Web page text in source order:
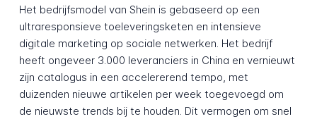
Het bedrijfsmodel van Shein is gebaseerd op een
ultraresponsieve toeleveringsketen en intensieve
digitale marketing op sociale netwerken. Het bedrijf
heeft ongeveer 3.000 leveranciers in China en vernieuwt
zijn catalogus in een accelererend tempo, met
duizenden nieuwe artikelen per week toegevoegd om
de nieuwste trends bij te houden. Dit vermogen om snel